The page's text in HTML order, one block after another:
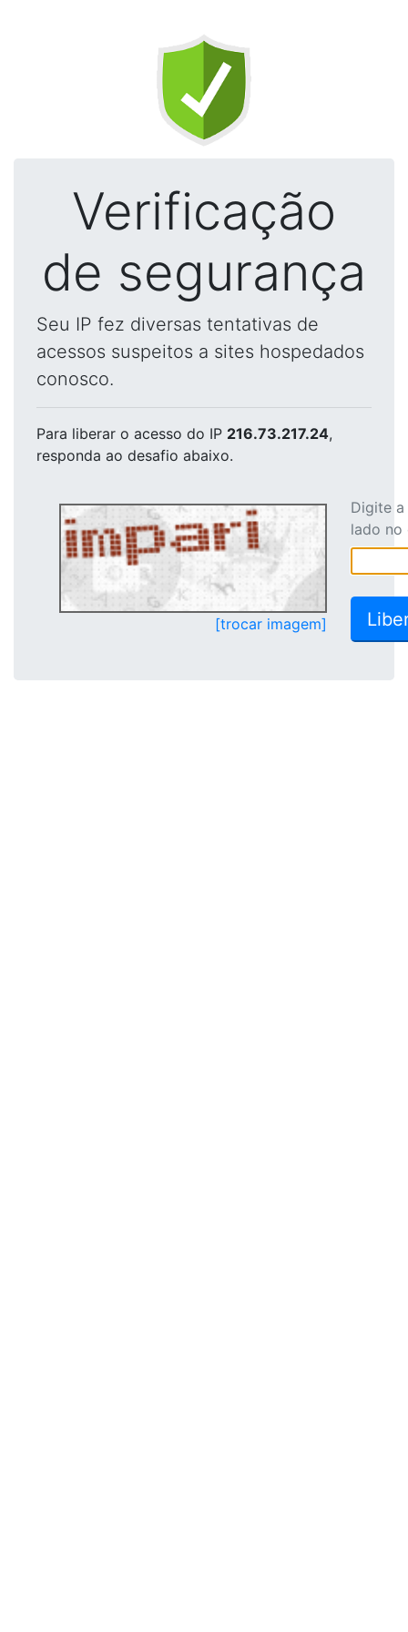
Verificação
de segurança
Seu IP fez diversas tentativas de
acessos suspeitos a sites hospedados
conosco.
Para liberar o acesso do IP 216.73.217.24,
responda ao desafio abaixo.
[trocar imagem]
Digite
lado no